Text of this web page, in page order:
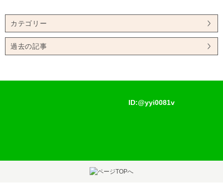
カテゴリー
過去の記事
ID:@yyi0081v